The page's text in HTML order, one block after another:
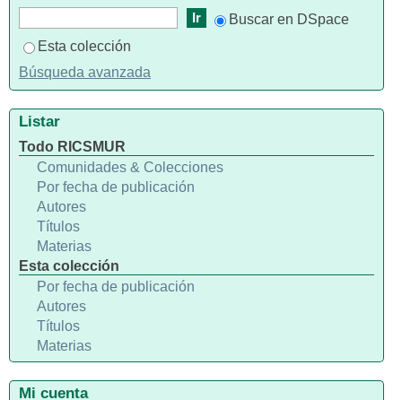
Buscar en DSpace
Esta colección
Búsqueda avanzada
Listar
Todo RICSMUR
Comunidades & Colecciones
Por fecha de publicación
Autores
Títulos
Materias
Esta colección
Por fecha de publicación
Autores
Títulos
Materias
Mi cuenta